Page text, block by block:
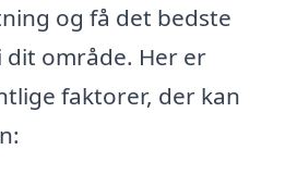
og få det bedste
område. Her er
faktorer, der kan